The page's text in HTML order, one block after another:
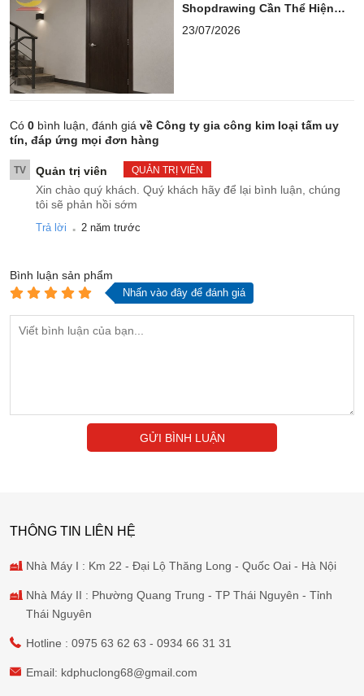
Shopdrawing Cần Thể Hiện
Những Gì?
23/07/2026
Có 0 bình luận, đánh giá về Công ty gia công kim loại tấm uy
tín, đáp ứng mọi đơn hàng
TV Quản trị viên QUẢN TRỊ VIÊN
Xin chào quý khách. Quý khách hãy để lại bình luận, chúng
tôi sẽ phản hồi sớm
Trả lời . 2 năm trước
Bình luận sản phẩm
Nhấn vào đây để đánh giá
GỬI BÌNH LUẬN
THÔNG TIN LIÊN HỆ
Nhà Máy I : Km 22 - Đại Lộ Thăng Long - Quốc Oai - Hà Nội
Nhà Máy II : Phường Quang Trung - TP Thái Nguyên - Tỉnh
Thái Nguyên
Hotline : 0975 63 62 63 - 0934 66 31 31
Email: kdphuclong68@gmail.com